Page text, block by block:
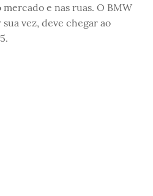
e nas ruas. O BMW
vez, deve chegar ao